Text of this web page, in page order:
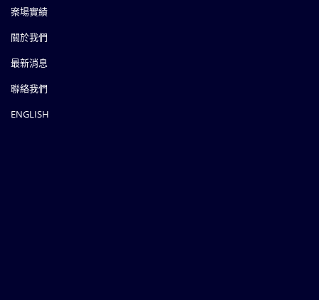
案場實績
關於我們
最新消息
聯絡我們
ENGLISH